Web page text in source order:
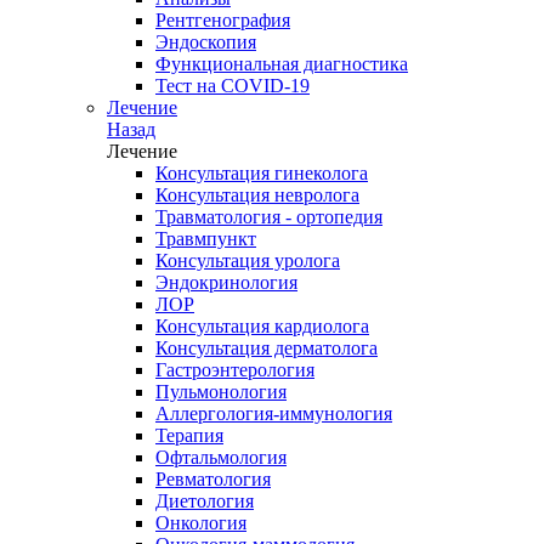
Рентгенография
Эндоскопия
Функциональная диагностика
Тест на COVID-19
Лечение
Назад
Лечение
Консультация гинеколога
Консультация невролога
Травматология - ортопедия
Травмпункт
Консультация уролога
Эндокринология
ЛОР
Консультация кардиолога
Консультация дерматолога
Гастроэнтерология
Пульмонология
Аллергология-иммунология
Терапия
Офтальмология
Ревматология
Диетология
Онкология